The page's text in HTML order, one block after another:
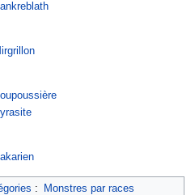
:
Monstres par races